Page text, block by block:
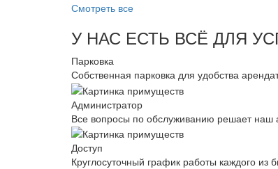
Смотреть все
У НАС ЕСТЬ ВСЁ ДЛЯ
Парковка
Собственная парковка для удобства
Администратор
Все вопросы по обслуживанию решает наш
Доступ
Круглосуточный график работы каждого из